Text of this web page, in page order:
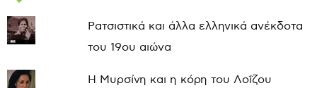
Ρατσιστικά και άλλα ελληνικά ανέκδοτα
του 19ου αιώνα
Η Μυρσίνη και η κόρη του Λοΐζου